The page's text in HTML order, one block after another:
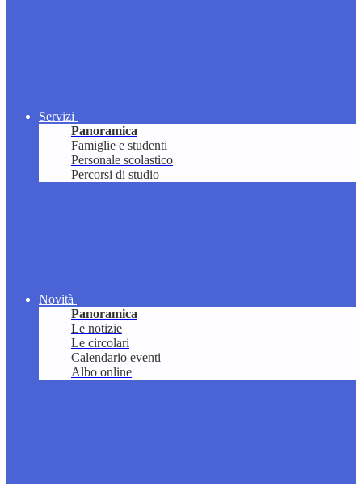
Servizi
Panoramica
Famiglie e studenti
Personale scolastico
Percorsi di studio
Novità
Panoramica
Le notizie
Le circolari
Calendario eventi
Albo online